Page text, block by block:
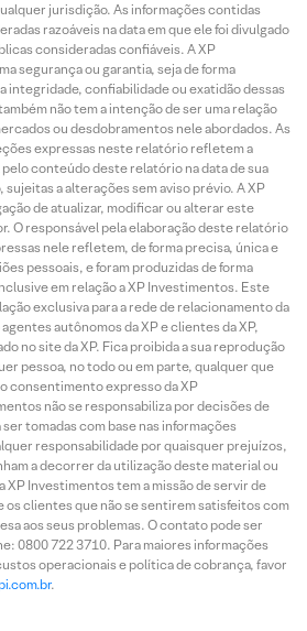
jurisdição. As informações contidas
razoáveis na data em que ele foi divulgado
consideradas confiáveis. A XP
segurança ou garantia, seja de forma
integridade, confiabilidade ou exatidão dessas
não tem a intenção de ser uma relação
ou desdobramentos nele abordados. As
expressas neste relatório refletem a
conteúdo deste relatório na data de sua
a alterações sem aviso prévio. A XP
de atualizar, modificar ou alterar este
O responsável pela elaboração deste relatório
nele refletem, de forma precisa, única e
pessoais, e foram produzidas de forma
em relação a XP Investimentos. Este
exclusiva para a rede de relacionamento da
autônomos da XP e clientes da XP,
no site da XP. Fica proibida a sua reprodução
pessoa, no todo ou em parte, qualquer que
consentimento expresso da XP
não se responsabiliza por decisões de
tomadas com base nas informações
responsabilidade por quaisquer prejuízos,
a decorrer da utilização deste material ou
XP Investimentos tem a missão de servir de
os clientes que não se sentirem satisfeitos com
aos seus problemas. O contato pode ser
0800 722 3710. Para maiores informações
operacionais e política de cobrança, favor
.